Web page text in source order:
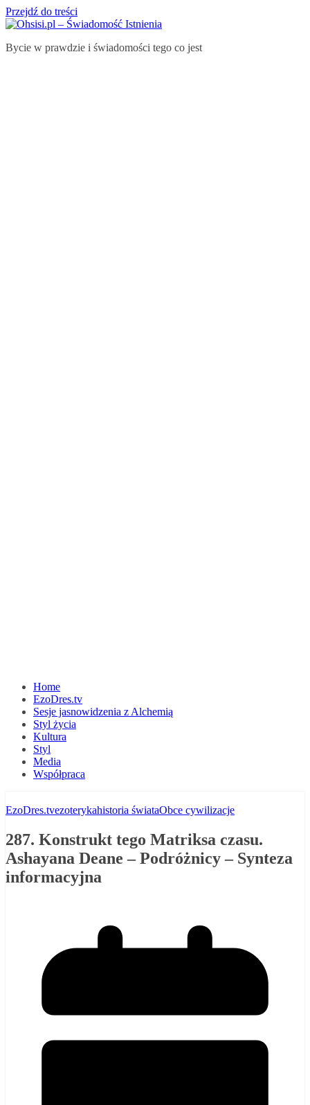
Przejdź do treści
Bycie w prawdzie i świadomości tego co jest
Home
EzoDres.tv
Sesje jasnowidzenia z Alchemią
Styl życia
Kultura
Styl
Media
Współpraca
EzoDres.tvezoterykahistoria świataObce cywilizacje
287. Konstrukt tego Matriksa czasu.
Ashayana Deane – Podróżnicy – Synteza
informacyjna